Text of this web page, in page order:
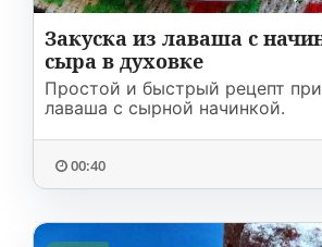
Закуска из лаваша с
сыра в духовке
Простой и быстрый рецепт
лаваша с сырной начинкой.
00:40